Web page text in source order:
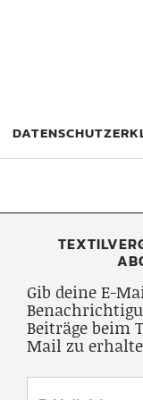
Gib deine E-
Beiträge beim
Mail zu